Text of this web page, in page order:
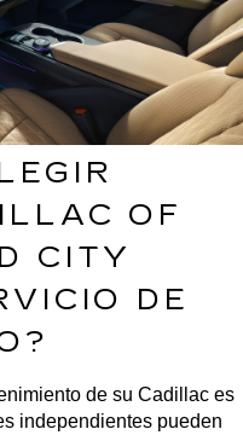
OF
CITY
DE
de su Cadillac es
independientes pueden